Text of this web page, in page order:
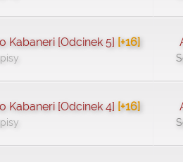
Kabaneri [Odcinek 5] [+16]
Kabaneri [Odcinek 4] [+16]